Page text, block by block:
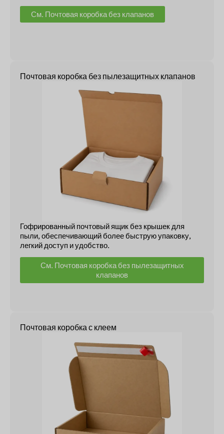
См. Почтовая коробка без клапанов
Почтовая коробка без пылезащитных клапанов
Гофрированный почтовый ящик без крышек для
пыли, обеспечивающий более быструю упаковку,
легкий доступ и удобство.
См. Почтовая коробка без пылезащитных
клапанов
Почтовая коробка с клеем